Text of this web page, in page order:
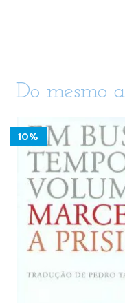
Do mesmo
10%